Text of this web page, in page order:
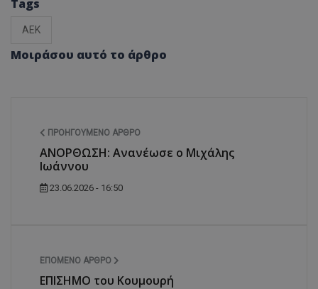
Tags
ΑΕΚ
Μοιράσου αυτό το άρθρο
ΠΡΟΗΓΟΎΜΕΝΟ ΆΡΘΡΟ
ANOΡΘΩΣΗ: Ανανέωσε ο Μιχάλης
Ιωάννου
23.06.2026 - 16:50
ΕΠΌΜΕΝΟ ΆΡΘΡΟ
EΠΙΣΗΜΟ του Κουμουρή